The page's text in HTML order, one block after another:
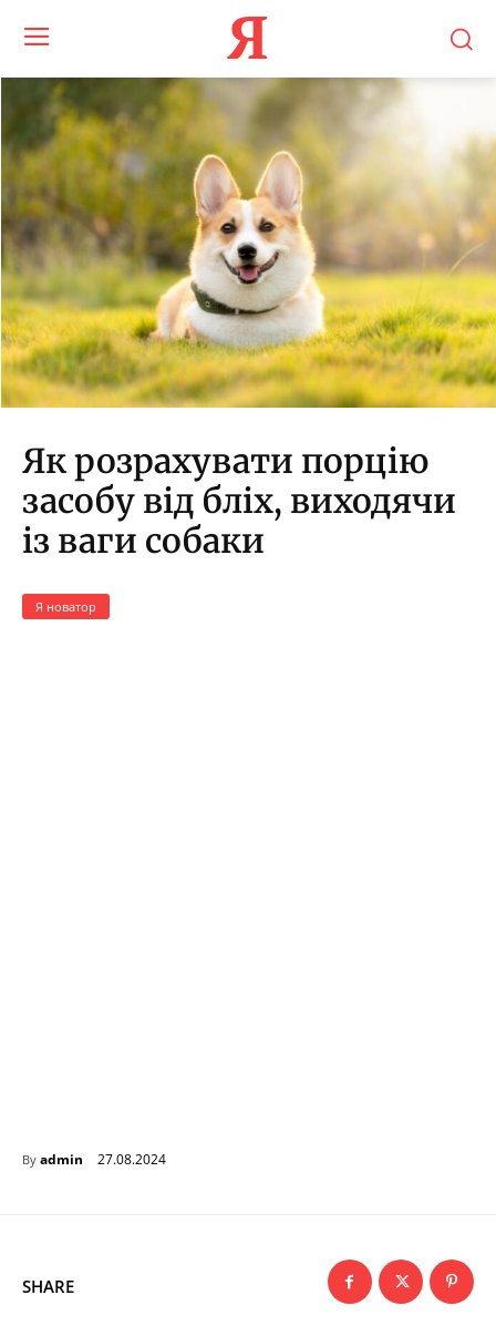
Я
Як розрахувати порцію
засобу від бліх, виходячи
із ваги собаки
Я новатор
By admin 27.08.2024
SHARE